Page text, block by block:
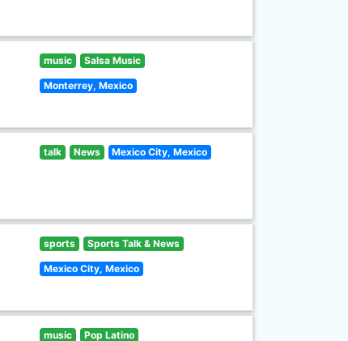
music Salsa Music
Monterrey, Mexico
talk News Mexico City, Mexico
sports Sports Talk & News
Mexico City, Mexico
music Pop Latino